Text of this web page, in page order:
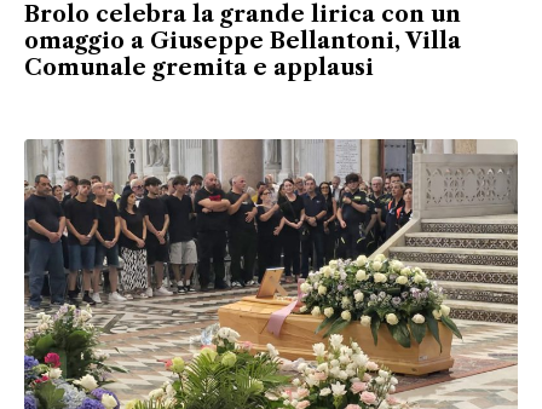
Brolo celebra la grande lirica con un
omaggio a Giuseppe Bellantoni, Villa
Comunale gremita e applausi